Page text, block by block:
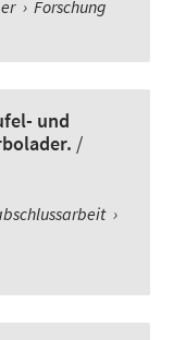
› Forschung
und
/
›